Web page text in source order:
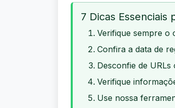
7 Dicas Essenciais
Verifique sempre o
Confira a data de
Desconfie de
Verifique
Use nossa